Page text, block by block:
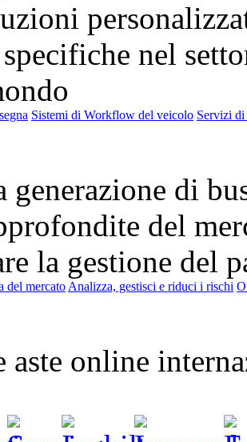
specifiche nel
Sistemi di Workflow del veicolo Servizi di
generazione di
del
la gestione del
del mercato Analizza, gestisci e riduci i rischi
aste online